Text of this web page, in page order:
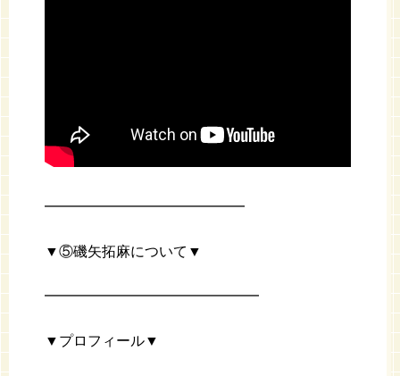
━━━━━━━━━━━━━━
▼⑤磯矢拓麻について▼
━━━━━━━━━━━━━━━
▼プロフィール▼